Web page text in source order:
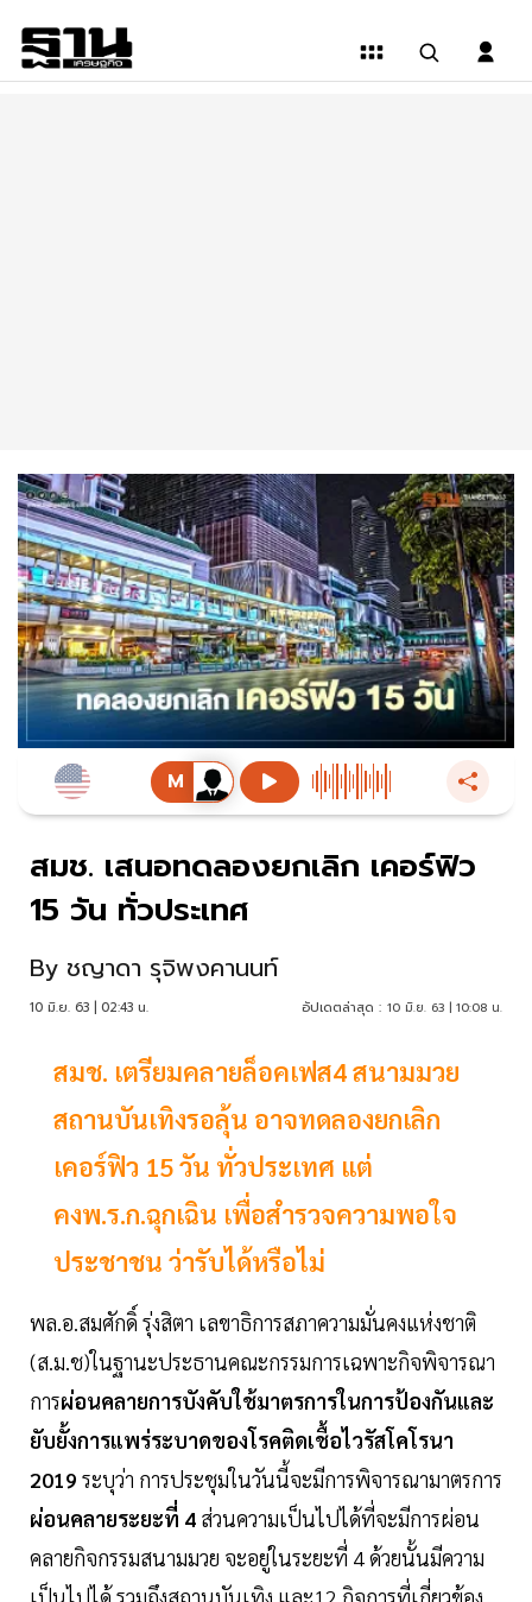
สมช. เสนอทดลองยกเลิก เคอร์ฟิว
15 วัน ทั่วประเทศ
By ชญาดา รุจิพงคานนท์
10 มิ.ย. 63 | 02:43 น. อัปเดตล่าสุด : 10 มิ.ย. 63 | 10:08 น.
สมช. เตรียมคลายล็อคเฟส4 สนามมวย
สถานบันเทิงรอลุ้น อาจทดลองยกเลิก
เคอร์ฟิว 15 วัน ทั่วประเทศ แต่
คงพ.ร.ก.ฉุกเฉิน เพื่อสำรวจความพอใจ
ประชาชน ว่ารับได้หรือไม่
พล.อ.สมศักดิ์ รุ่งสิตา เลขาธิการสภาความมั่นคงแห่งชาติ
(ส.ม.ช)ในฐานะประธานคณะกรรมการเฉพาะกิจพิจารณา
การผ่อนคลายการบังคับใช้มาตรการในการป้องกันและ
ยับยั้งการแพร่ระบาดของโรคติดเชื้อไวรัสโคโรนา
2019 ระบุว่า การประชุมในวันนี้จะมีการพิจารณามาตรการ
ผ่อนคลายระยะที่ 4 ส่วนความเป็นไปได้ที่จะมีการผ่อน
คลายกิจกรรมสนามมวย จะอยู่ในระยะที่ 4 ด้วยนั้นมีความ